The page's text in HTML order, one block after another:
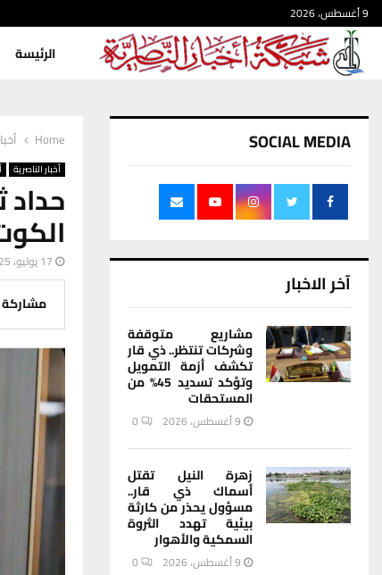
9 أغسطس، 2026
الرئيسة
Home
أخبار الناصرية
حداد
17 يوليو، 2025
مشاركة
SOCIAL MEDIA
آخر الاخبار
مشاريع متوقفة
وشركات تنتظر.. ذي قار
تكشف أزمة التمويل
وتؤكد تسديد 45% من
المستحقات
9 أغسطس، 2026 0
زهرة النيل تقتل
أسماك ذي قار..
مسؤول يحذر من كارثة
بيئية تهدد الثروة
السمكية والأهوار
9 أغسطس، 2026 0